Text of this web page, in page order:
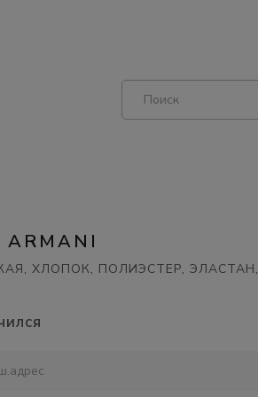
ARMANI
ХЛОПОК, ПОЛИЭСТЕР, ЭЛАСТАН,